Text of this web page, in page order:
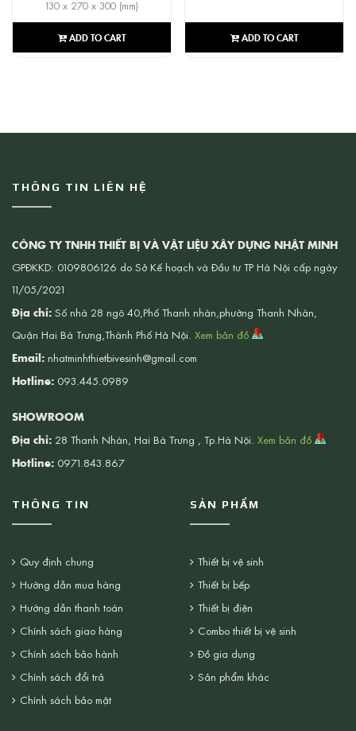
130 x 270 x 300 (mm)
ADD TO CART ADD TO CART
THÔNG TIN LIÊN HỆ
CÔNG TY TNHH THIẾT BỊ VÀ VẬT LIỆU XÂY DỰNG NHẬT MINH
GPĐKKD: 0109806126 do Sở Kế hoạch và Đầu tư TP Hà Nội cấp ngày
11/05/2021
Địa chỉ: Số nhà 28 ngõ 40,Phố Thanh nhàn,phường Thanh Nhàn,
Quận Hai Bà Trưng,Thành Phố Hà Nội. Xem bản đồ
Email: nhatminhthietbivesinh@gmail.com
Hotline: 093.445.0989
SHOWROOM
Địa chỉ: 28 Thanh Nhàn, Hai Bà Trưng , Tp.Hà Nội. Xem bản đồ
Hotline: 0971.843.867
THÔNG TIN
Quy định chung
Hướng dẫn mua hàng
Hướng dẫn thanh toán
Chính sách giao hàng
Chính sách bảo hành
Chính sách đổi trả
Chính sách bảo mật
SẢN PHẨM
Thiết bị vệ sinh
Thiết bị bếp
Thiết bị điện
Combo thiết bị vệ sinh
Đồ gia dụng
Sản phẩm khác